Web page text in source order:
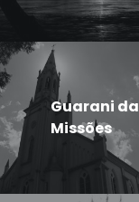
Guarani
Missões